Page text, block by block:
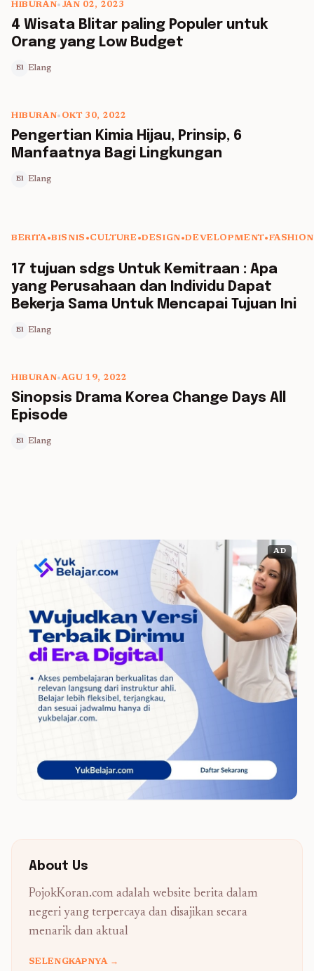
5 min read
HIBURAN• JAN 02, 2023
4 Wisata Blitar paling Populer untuk
Orang yang Low Budget
El Elang
5 min read
HIBURAN• OKT 30, 2022
Pengertian Kimia Hijau, Prinsip, 6
Manfaatnya Bagi Lingkungan
El Elang
5 min read
BERITA•BISNIS •CULTURE •DESIGN•DEVELOPMENT•FASHION
17 tujuan sdgs Untuk Kemitraan : Apa
yang Perusahaan dan Individu Dapat
Bekerja Sama Untuk Mencapai Tujuan Ini
El Elang
5 min read
HIBURAN•AGU 19, 2022
Sinopsis Drama Korea Change Days All
Episode
El Elang
AD
About Us
PojokKoran.com adalah website berita dalam
negeri yang terpercaya dan disajikan secara
menarik dan aktual
SELENGKAPNYA →